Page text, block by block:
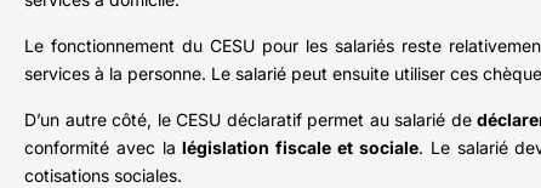
Le fonctionnement du CESU pour les salariés reste
services à la personne. Le salarié peut ensuite utiliser ces
D’un autre côté, le CESU déclaratif permet au salarié de
conformité avec lalégislation fiscale et sociale. Le salarié
cotisations sociales.